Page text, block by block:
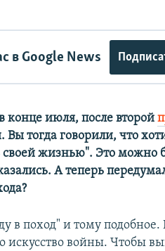
в Google News
конце июля, после второй
Вы тогда говорили, что
своей жизнью". Это можно
А теперь
в поход" и тому
войны. Чтобы